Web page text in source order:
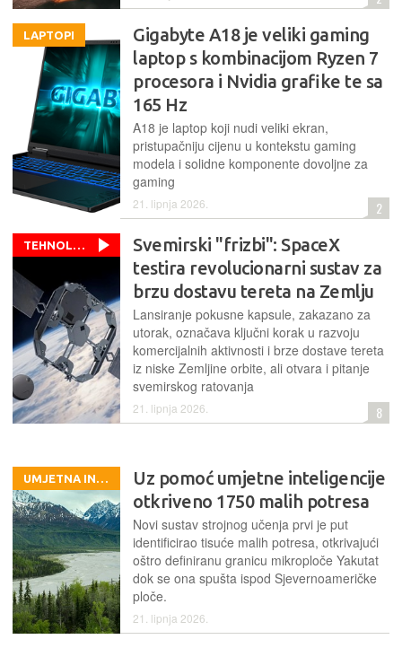
LAPTOPI
Gigabyte A18 je veliki gaming
laptop s kombinacijom Ryzen 7
procesora i Nvidia grafike te sa
165 Hz
A18 je laptop koji nudi veliki ekran,
pristupačniju cijenu u kontekstu gaming
modela i solidne komponente dovoljne za
gaming
21. lipnja 2026. 2
TEHNOLOGIJE
Svemirski "frizbi": SpaceX
testira revolucionarni sustav za
brzu dostavu tereta na Zemlju
Lansiranje pokusne kapsule, zakazano za
utorak, označava ključni korak u razvoju
komercijalnih aktivnosti i brze dostave tereta
iz niske Zemljine orbite, ali otvara i pitanje
svemirskog ratovanja
21. lipnja 2026. 8
UMJETNA INTELIGENCIJA
Uz pomoć umjetne inteligencije
otkriveno 1750 malih potresa
Novi sustav strojnog učenja prvi je put
identificirao tisuće malih potresa, otkrivajući
oštro definiranu granicu mikroploče Yakutat
dok se ona spušta ispod Sjevernoameričke
ploče.
21. lipnja 2026.